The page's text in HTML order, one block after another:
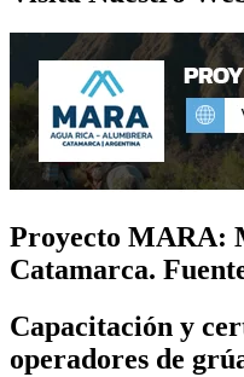
Proyecto MARA:
Catamarca.
Capacitación y
operadores de